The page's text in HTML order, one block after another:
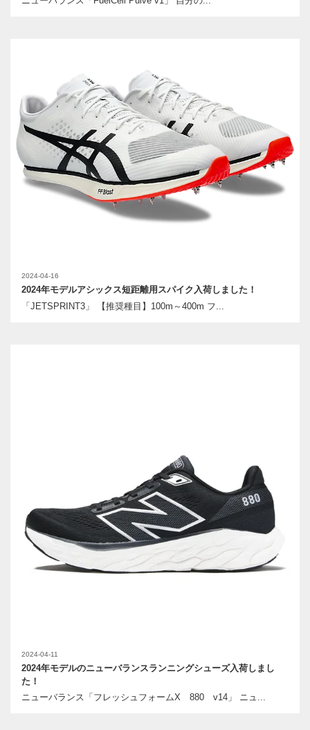
2024-04-16
2024年モデルアシックス短距離用スパイク入荷しました！
「JETSPRINT3」 【推奨種目】100m～400m フ...
2024-04-11
2024年モデルのニューバランスランニングシューズ入荷しまし
た！
ニューバランス「フレッシュフォームX 880 v14」 ニュ...